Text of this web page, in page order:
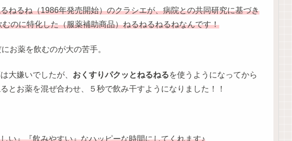
ねるね（1986年発売開始）のクラシエが、病院との共同研究に基づき
のに特化した（服薬補助商品）ねるねるねるねなんです！
お薬を飲むのが大の苦手。
大嫌いでしたが、 おくすりパクッとねるねるを使うようになってから
とお薬を混ぜ合わせ、５秒で飲み干すようになりました！！
い』『飲みやすい』なハッピーな時間にしてくれます♪